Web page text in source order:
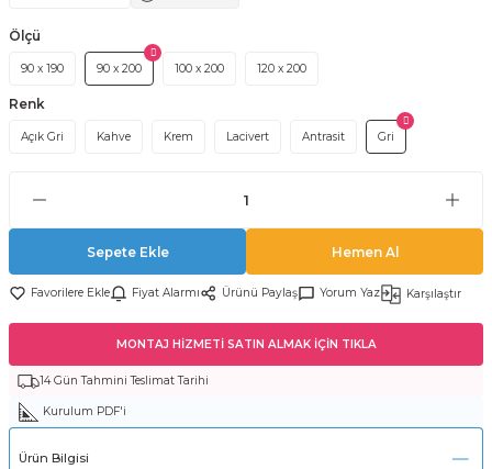
Ölçü
90 x 190 90 x 200 100 x 200 120 x 200
Renk
Açık Gri Kahve Krem Lacivert Antrasit Gri
Sepete Ekle Hemen Al
Fiyat Alarmı Ürünü Paylaş Yorum Yaz Karşılaştır
MONTAJ HİZMETİ SATIN ALMAK İÇİN TIKLA
14 Gün Tahmini Teslimat Tarihi
Kurulum PDF'i
Ürün Bilgisi